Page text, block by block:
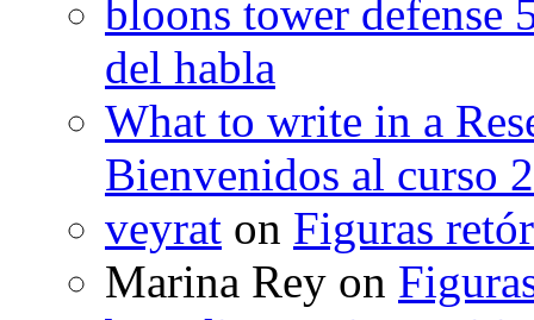
bloons tower defense
del habla
What to write in a
Bienvenidos al curso
veyrat on Figuras
Marina Rey on